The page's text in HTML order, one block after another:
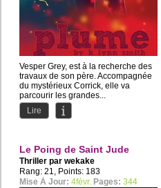
Vesper Grey, est à la recherche des
travaux de son père. Accompagnée
du mystérieux Corrick, elle va
parcourir les grandes...
Lire
Le Poing de Saint Jude
Thriller par wekake
Rang: 21, Points: 183
Mise À Jour: 4févr. Pages: 344